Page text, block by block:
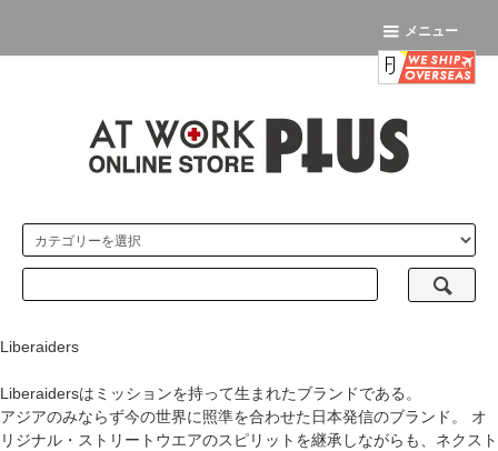
メニュー
Liberaiders
Liberaidersはミッションを持って生まれたブランドである。
アジアのみならず今の世界に照準を合わせた日本発信のブランド。 オ
リジナル・ストリートウエアのスピリットを継承しながらも、ネクスト